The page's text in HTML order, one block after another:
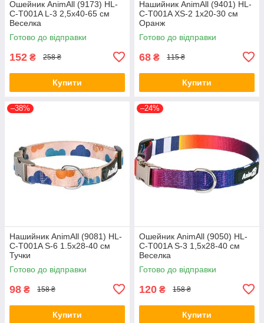
Ошейник AnimAll (9173) HL-
C-T001A L-3 2,5x40-65 см
Веселка
Готово до відправки
152 ₴ 258 ₴
Купити
Нашийник AnimAll (9401) HL-
C-T001A XS-2 1x20-30 см
Оранж
Готово до відправки
68 ₴ 115 ₴
Купити
–38%
Нашийник AnimAll (9081) HL-
C-T001A S-6 1.5x28-40 см
Тучки
Готово до відправки
98 ₴ 158 ₴
Купити
–24%
Ошейник AnimAll (9050) HL-
C-T001A S-3 1,5x28-40 см
Веселка
Готово до відправки
120 ₴ 158 ₴
Купити